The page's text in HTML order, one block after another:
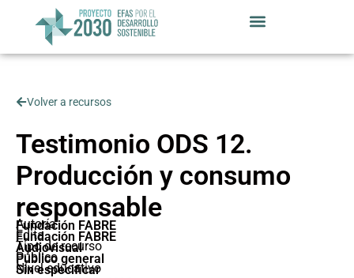
Volver a recursos
Testimonio ODS 12.
Producción y consumo
responsable
Autoría
Fundación FABRE
Edita
Fundación FABRE
Tipo de recurso
Audiovisual
Público
Público general
Nivel educativo
Sin especificar